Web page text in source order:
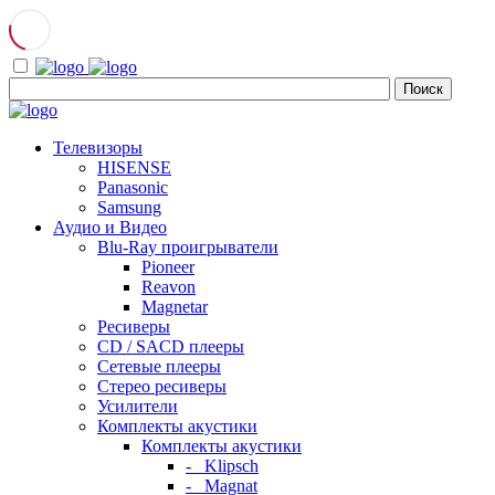
Телевизоры
HISENSE
Panasonic
Samsung
Аудио и Видео
Blu-Ray проигрыватели
Pioneer
Reavon
Magnetar
Ресиверы
CD / SACD плееры
Сетевые плееры
Стерео ресиверы
Усилители
Комплекты акустики
Комплекты акустики
- Klipsch
- Magnat